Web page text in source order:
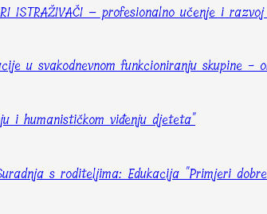
– profesionalno učenje i
u svakodnevnom funkcioniranju skupine -
i humanističkom viđenju djeteta"
s roditeljima: Edukacija "Primjeri